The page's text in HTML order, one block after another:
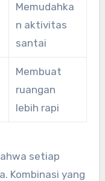
Memudahka
n aktivitas
santai
Membuat
ruangan
lebih rapi
setiap
Kombinasi yang